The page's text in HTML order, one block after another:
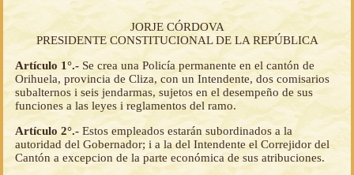
JORJE CÓRDOVA
PRESIDENTE CONSTITUCIONAL DE LA REPÚBLICA
Artículo 1°.- Se crea una Policía permanente en el cantón de
Orihuela, provincia de Cliza, con un Intendente, dos comisarios
subalternos i seis jendarmas, sujetos en el desempeño de sus
funciones a las leyes i reglamentos del ramo.
Artículo 2°.- Estos empleados estarán subordinados a la
autoridad del Gobernador; i a la del Intendente el Correjidor del
Cantón a excepcion de la parte económica de sus atribuciones.